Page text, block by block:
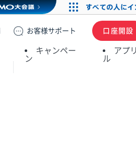
お客様サポート 口座開設
キャンペー
ン
アプ
ル